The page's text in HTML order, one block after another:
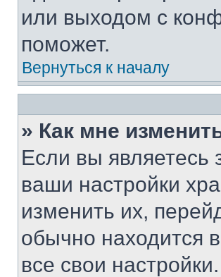
или выходом с
поможет.
Вернуться к началу
» Как мне
Если вы являетесь
ваши настройки
изменить их,
обычно находится
все свои настройки.